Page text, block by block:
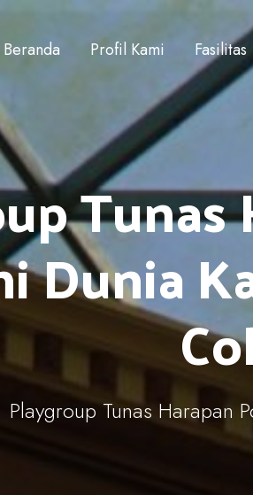
Beranda Profil Kami Fasilitas
Dunia
Playgroup Tunas Harapan